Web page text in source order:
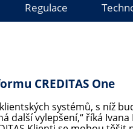
Regulace
CREDITAS One
systémů, s níž
další vylepšení,“ říká Ivana